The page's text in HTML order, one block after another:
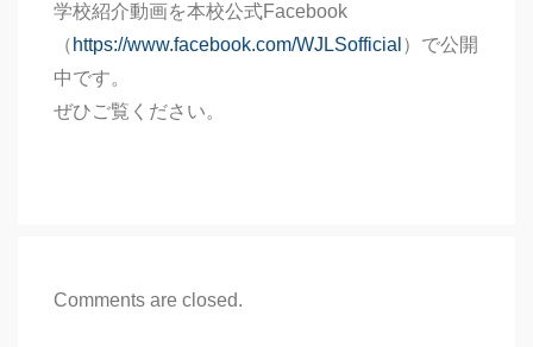
学校紹介動画を本校公式Facebook
（ https://www.facebook.com/WJLSofficial ）で公開
中です。
ぜひご覧ください。
Comments are closed.